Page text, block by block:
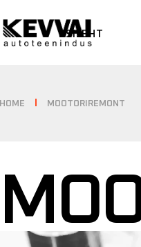
ESILEHT
HOME MOOTORIREMONT